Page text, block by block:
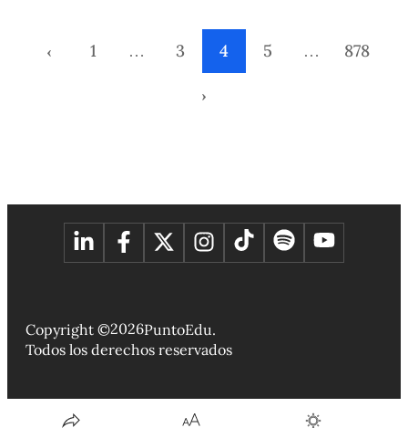
circuitos independientes, trayectorias autodidactas, saberes
comunitarios y expresiones de arte popular. Especialistas
‹ 1 … 3 4 5 … 878
›
Copyright ©2026PuntoEdu.
Todos los derechos reservados